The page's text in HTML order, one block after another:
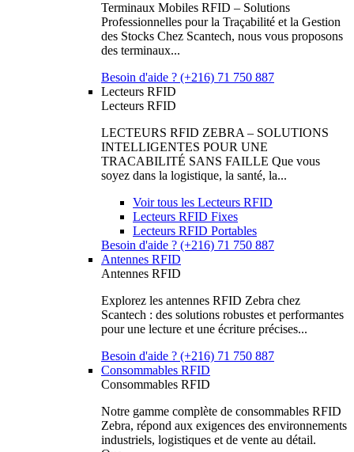
Terminaux Mobiles RFID – Solutions
Professionnelles pour la Traçabilité et la Gestion
des Stocks Chez Scantech, nous vous proposons
des terminaux...
Besoin d'aide ? (+216) 71 750 887
Lecteurs RFID
Lecteurs RFID
LECTEURS RFID ZEBRA – SOLUTIONS
INTELLIGENTES POUR UNE
TRACABILITÉ SANS FAILLE Que vous
soyez dans la logistique, la santé, la...
Voir tous les Lecteurs RFID
Lecteurs RFID Fixes
Lecteurs RFID Portables
Besoin d'aide ? (+216) 71 750 887
Antennes RFID
Antennes RFID
Explorez les antennes RFID Zebra chez
Scantech : des solutions robustes et performantes
pour une lecture et une écriture précises...
Besoin d'aide ? (+216) 71 750 887
Consommables RFID
Consommables RFID
Notre gamme complète de consommables RFID
Zebra, répond aux exigences des environnements
industriels, logistiques et de vente au détail.